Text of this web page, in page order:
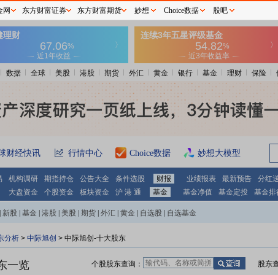
数据 全球 美股 港股 期货 外汇 黄金 银行 基金 理财 保险
财经快讯 行情中心 Choice数据 妙想大模型
机构调研 期指持仓 公告大全 条件选股 财报 业绩报表 最新预告 分红
大盘资金 个股资金 板块资金 沪 港 通 基金 基金净值 基金定投 基金排
新股 基金 港股 美股 期货 外汇 黄金 自选股 自选基金
分析 > 中际旭创 > 中际旭创-十大股东
一览 股东
个股股东查询：
网 东方财富证券 东方财富期货 妙想 Choice数据 股吧